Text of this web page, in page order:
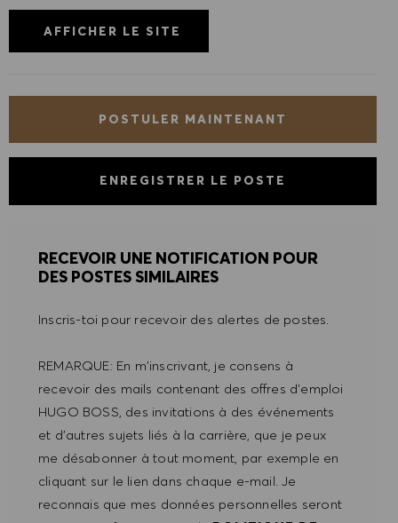
AFFICHER LE SITE
POSTULER MAINTENANT
ENREGISTRER LE POSTE
RECEVOIR UNE NOTIFICATION POUR
DES POSTES SIMILAIRES
Inscris-toi pour recevoir des alertes de postes.
REMARQUE: En m'inscrivant, je consens à
recevoir des mails contenant des offres d'emploi
HUGO BOSS, des invitations à des événements
et d'autres sujets liés à la carrière, que je peux
me désabonner à tout moment, par exemple en
cliquant sur le lien dans chaque e-mail. Je
reconnais que mes données personnelles seront